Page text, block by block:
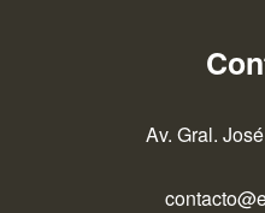
Av. Gral.